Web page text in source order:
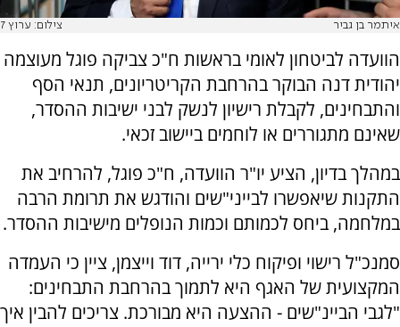
איתמר בן גביר צילום: ערוץ 7
הוועדה לביטחון לאומי בראשות ח"כ צביקה פוגל מעוצמה
יהודית דנה הבוקר בהרחבת הקריטריונים, תנאי הסף
והתבחינים, לקבלת רישיון לנשק לבני ישיבות ההסדר,
שאינם מתגוררים או לוחמים ביישוב זכאי.
במהלך בדיון, הציע יו"ר הוועדה, ח"כ פוגל, להרחיב את
התקנות שיאפשרו לבייני"שים והודגש את תרומת הרבה
במלחמה, ביחס לכמותם וכמות הנופלים מישיבות ההסדר.
סמנכ"ל רישוי ופיקוח כלי ירייה, דוד וייצמן, ציין כי העמדה
המקצועית של האגף היא לתמוך בהרחבת התבחינים:
"לגבי הביינ"שים - ההצעה היא מבורכת. צריכים להבין איך